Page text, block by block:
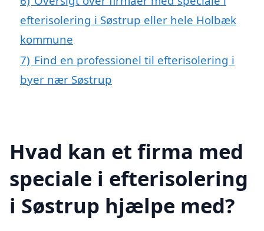
efterisolering i Søstrup eller hele Holbæk
kommune
7) Find en professionel til efterisolering i
byer nær Søstrup
Hvad kan et firma med
speciale i efterisolering
i Søstrup hjælpe med?